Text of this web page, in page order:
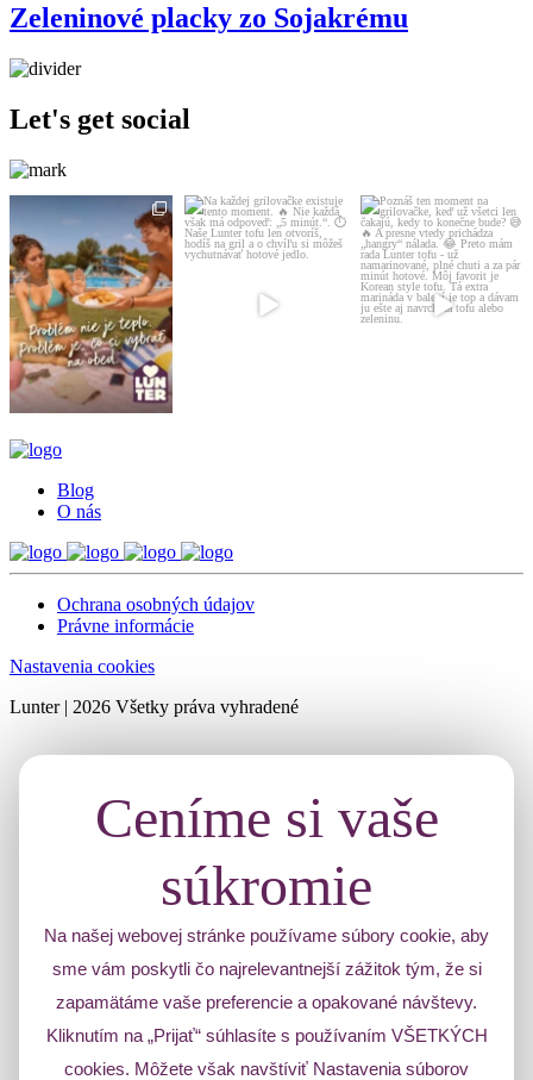
Zeleninové placky zo Sojakrému
Let's get social
Blog
O nás
Ochrana osobných údajov
Právne informácie
Nastavenia cookies
Lunter | 2026 Všetky práva vyhradené
Ceníme si vaše
súkromie
Na našej webovej stránke používame súbory cookie, aby
sme vám poskytli čo najrelevantnejší zážitok tým, že si
zapamätáme vaše preferencie a opakované návštevy.
Kliknutím na „Prijať“ súhlasíte s používaním VŠETKÝCH
cookies. Môžete však navštíviť Nastavenia súborov